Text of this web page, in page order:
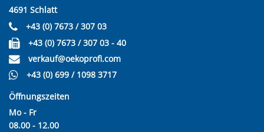
4691 Schlatt
+43 (0) 7673 / 307 03
+43 (0) 7673 / 307 03 - 40
verkauf@oekoprofi.com
+43 (0) 699 / 1098 3717
Öffnungszeiten
Mo - Fr
08.00 - 12.00